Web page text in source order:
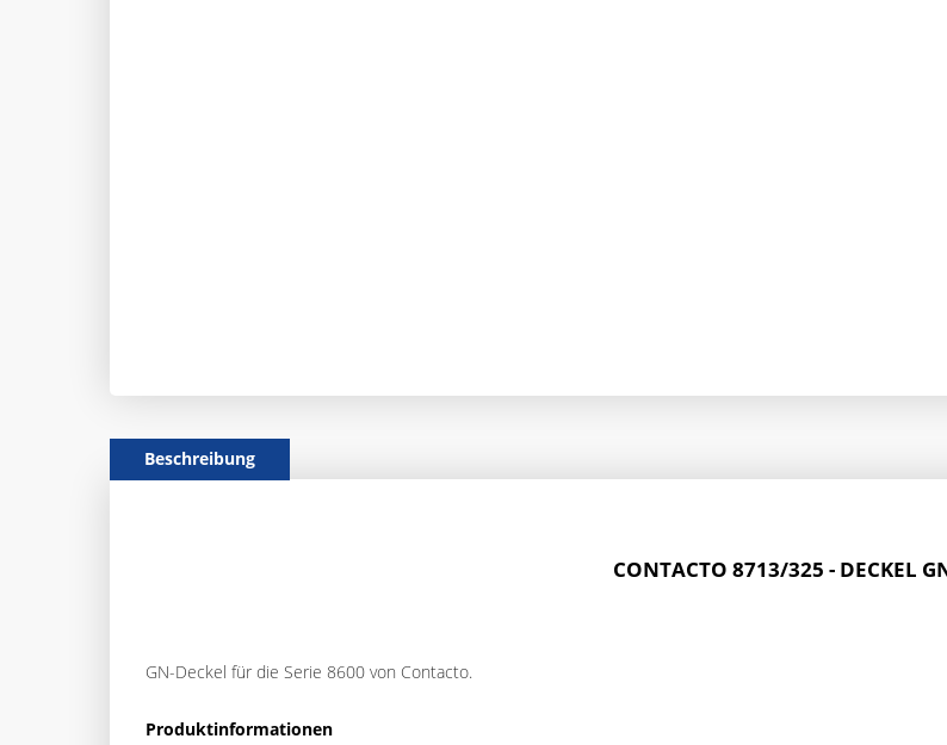
Beschreibung
CONTACTO 8713/325 - DECKEL
GN-Deckel für die Serie 8600 von Contacto.
Produktinformationen